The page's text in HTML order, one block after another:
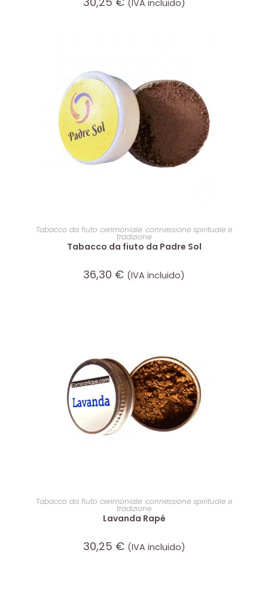
(IVA incluido)
AGGIUNGI AL CARRELLO
Tabacco da fiuto cerimoniale: connessione spirituale e
tradizione
Tabacco da fiuto da Padre Sol
36,30 € (IVA incluido)
AGGIUNGI AL CARRELLO
Tabacco da fiuto cerimoniale: connessione spirituale e
tradizione
Lavanda Rapé
30,25 € (IVA incluido)